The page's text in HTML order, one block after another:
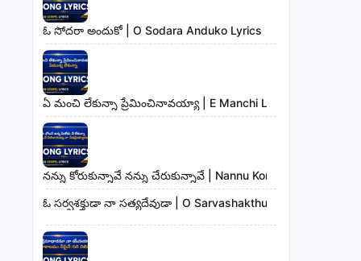
ఓ సోదరా అందుకో | O Sodara Anduko Lyrics
ఏ మంచి లేకున్నా ప్రేమించినావయ్యా | E Manchi Lekunna
నన్ను కోరుకున్నావే నన్ను చేరుకున్నావే | Nannu Korukunnaave
ఓ సర్వశక్తుడా నా సత్యదేవుడా | O Sarvashakthudaa Naa